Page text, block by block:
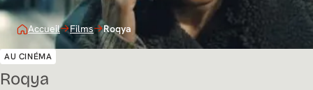
Roqya
AU CINÉMA
Accueil Films Roqya